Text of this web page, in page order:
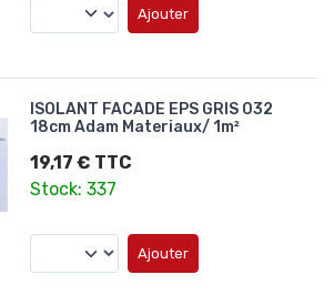
Ajouter
ISOLANT FACADE EPS GRIS 032
18cm Adam Materiaux/ 1m²
19,17 € TTC
Stock: 337
Ajouter